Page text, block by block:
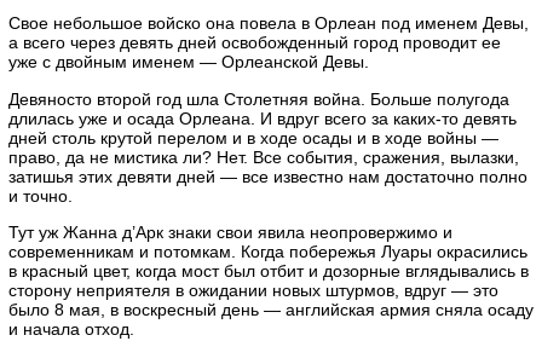
Свое небольшое войско она повела в Орлеан под именем Девы,
а всего через девять дней освобожденный город проводит ее
уже с двойным именем — Орлеанской Девы.
Девяносто второй год шла Столетняя война. Больше полугода
длилась уже и осада Орлеана. И вдруг всего за каких-то девять
дней столь крутой перелом и в ходе осады и в ходе войны —
право, да не мистика ли? Нет. Все события, сражения, вылазки,
затишья этих девяти дней — все известно нам достаточно полно
и точно.
Тут уж Жанна д’Арк знаки свои явила неопровержимо и
современникам и потомкам. Когда побережья Луары окрасились
в красный цвет, когда мост был отбит и дозорные вглядывались в
сторону неприятеля в ожидании новых штурмов, вдруг — это
было 8 мая, в воскресный день — английская армия сняла осаду
и начала отход.